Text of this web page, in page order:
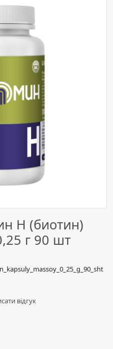
H (биотин)
г 90 шт
відгук